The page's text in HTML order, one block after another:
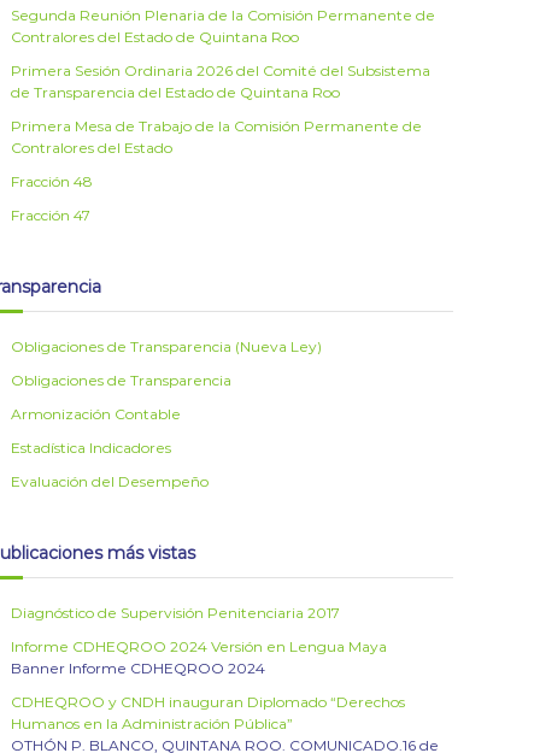
Segunda Reunión Plenaria de la Comisión Permanente de
Contralores del Estado de Quintana Roo
Primera Sesión Ordinaria 2026 del Comité del Subsistema
de Transparencia del Estado de Quintana Roo
Primera Mesa de Trabajo de la Comisión Permanente de
Contralores del Estado
Fracción 48
Fracción 47
Obligaciones de Transparencia (Nueva Ley)
Obligaciones de Transparencia
Armonización Contable
Estadística Indicadores
Evaluación del Desempeño
más vistas
Diagnóstico de Supervisión Penitenciaria 2017
Informe CDHEQROO 2024 Versión en Lengua Maya
Banner Informe CDHEQROO 2024
CDHEQROO y CNDH inauguran Diplomado “Derechos
Humanos en la Administración Pública”
OTHÓN P. BLANCO, QUINTANA ROO. COMUNICADO.16 de